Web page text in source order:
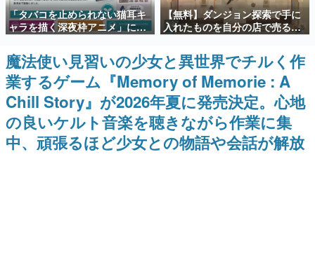
新世代に訊く
これからのデジタルゲーム市場を担う若きクリエイター達
の姿を追い、彼らのルーツと情熱を探っていきます。
ゲーム世代の作家たち
ゲームに多大な影響を受けた作家さんに取材し、ゲームが
日本のコンテンツ産業やカルチャーに与えた影響を探る企
画です。
日本モバイルゲーム産業史
日本のモバイルゲーム史における主要なトピック・タイト
ルを網羅するほか、開発者へのインタビューや識者による
解説を掲載。約20年の歴史が一望できる決定版！
「タバコを止められない猫耳キ
ャラを描く深夜枠アニメ」に視
聴者の一部から批判意見。違法
薬物の使用と思わしき描写も含
めて、BPOが議論を交わす
【無料】ダンジョン探索で手に
入れたものを自分の店で売るゲ
ーム『Moonlighter』がSteam
にて無料配布中！続編
『Moonlighter 2』の9月2日正
式リリースを記念したキャンペ
ーン
魔法使い見習いの少女と異世界でチルく作
業するゲーム『Memory of Memorie : A
Chill Story』が2026年夏に発売決定。心地
の良いケルト音楽を聴きながら作業に集
中、頑張るほど少女との物語や会話が解放